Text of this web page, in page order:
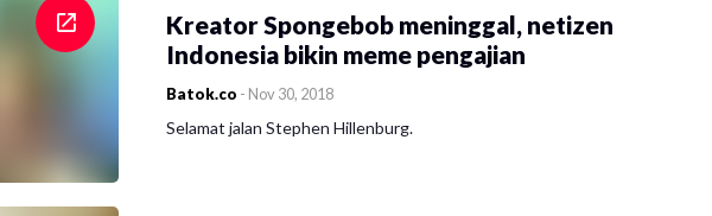
Kreator Spongebob meninggal, netizen
Indonesia bikin meme pengajian
Batok.co - Nov 30, 2018
Selamat jalan Stephen Hillenburg.